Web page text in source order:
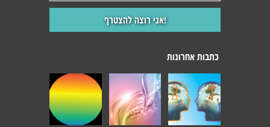
כתבות אחרונות